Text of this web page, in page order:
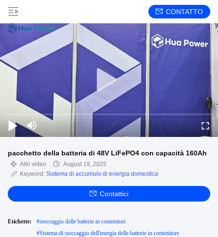
CONTATTO
pacchetto della batteria di 48V LiFePO4 con capacità 160Ah
Altri video
August 19, 2025
Keyword: Sistema di accumulo di energia domestica
Contattici
Etichette: #stoccaggio delle batterie in contenitori
#Sistema di stoccaggio dell'energia delle batterie in contenitore